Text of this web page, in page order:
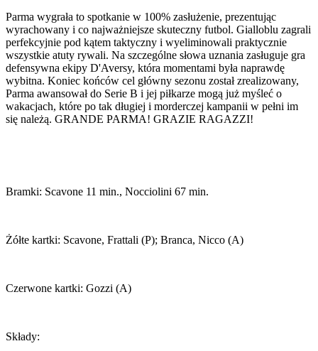
Parma wygrała to spotkanie w 100% zasłużenie, prezentując
wyrachowany i co najważniejsze skuteczny futbol. Gialloblu zagrali
perfekcyjnie pod kątem taktyczny i wyeliminowali praktycznie
wszystkie atuty rywali. Na szczególne słowa uznania zasługuje gra
defensywna ekipy D'Aversy, która momentami była naprawdę
wybitna. Koniec końców cel główny sezonu został zrealizowany,
Parma awansował do Serie B i jej piłkarze mogą już myśleć o
wakacjach, które po tak długiej i morderczej kampanii w pełni im
się należą. GRANDE PARMA! GRAZIE RAGAZZI!
Bramki: Scavone 11 min., Nocciolini 67 min.
Żółte kartki: Scavone, Frattali (P); Branca, Nicco (A)
Czerwone kartki: Gozzi (A)
Składy: